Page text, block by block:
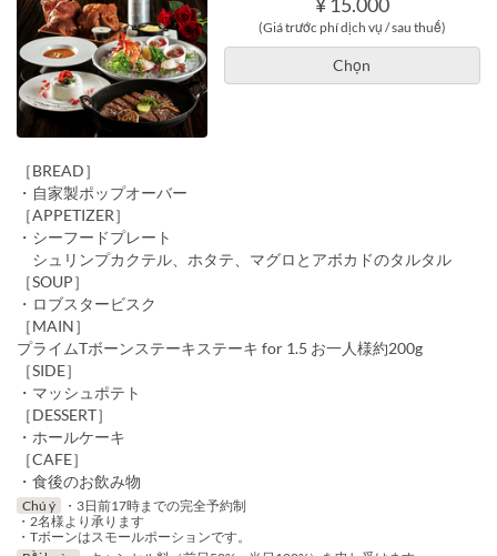
(Giá trước phí dịch vụ / sau thuế)
Chọn
［BREAD］
・自家製ポップオーバー
［APPETIZER］
・シーフードプレート
シュリンプカクテル、ホタテ、マグロとアボカドのタルタル
［SOUP］
・ロブスタービスク
［MAIN］
プライムTボーンステーキステーキ for 1.5 お一人様約200g
［SIDE］
・マッシュポテト
［DESSERT］
・ホールケーキ
［CAFE］
・食後のお飲み物
Chú ý
・3日前17時までの完全予約制
・2名様より承ります
・Tボーンはスモールポーションです。